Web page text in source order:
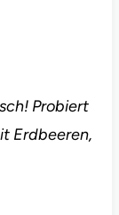
Probiert
Erdbeeren,